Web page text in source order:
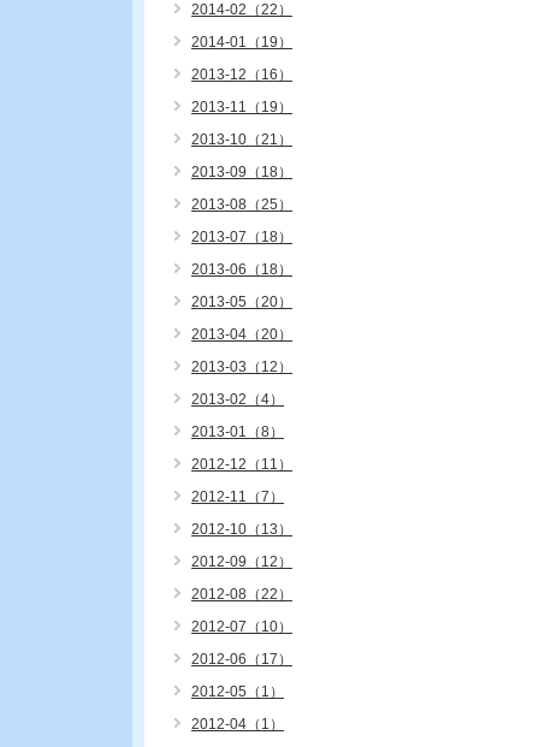
2014-02（22）
2014-01（19）
2013-12（16）
2013-11（19）
2013-10（21）
2013-09（18）
2013-08（25）
2013-07（18）
2013-06（18）
2013-05（20）
2013-04（20）
2013-03（12）
2013-02（4）
2013-01（8）
2012-12（11）
2012-11（7）
2012-10（13）
2012-09（12）
2012-08（22）
2012-07（10）
2012-06（17）
2012-05（1）
2012-04（1）